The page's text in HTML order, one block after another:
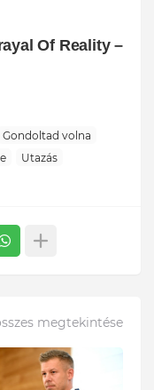
Gondoltad volna
Utazás
megtekintése